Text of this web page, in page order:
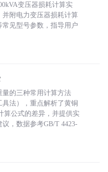
变压器损耗计算实
附电力变压器损耗计算
常见型号参数，指导用户
的三种常用计算方法
具法），重点解析了黄铜
算公式的差异，并提供实
，数据参考GB/T 4423-